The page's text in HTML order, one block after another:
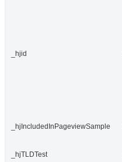
_hjid
_hjIncludedInPageviewSample
_hjTLDTest